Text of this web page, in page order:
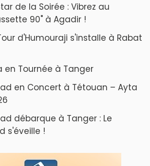
de la Soirée : Vibrez au
90" à Agadir !
d'Humouraji s'installe à Rabat
en Tournée à Tanger
en Concert à Tétouan – Ayta
débarque à Tanger : Le
s'éveille !